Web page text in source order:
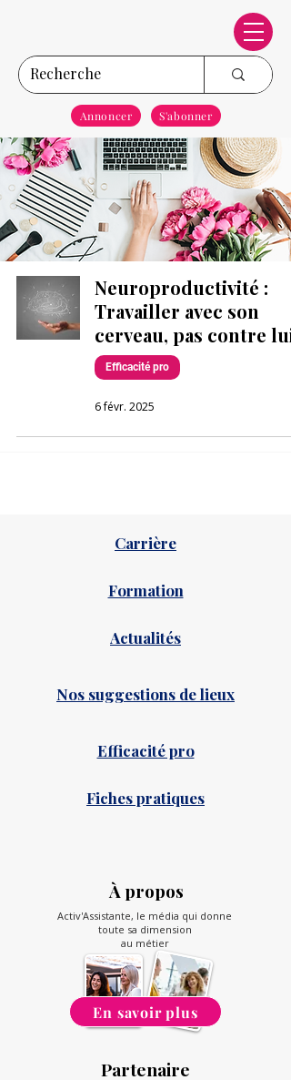
S'abonner
Annoncer
Neuroproductivité :
Travailler avec son
cerveau, pas contre lui
Efficacité pro
6 févr. 2025
Carrière
Formation
Actualités
Nos suggestions de lieux
Efficacité pro
Fiches pratiques
Activ'Assistante, le média qui donne
toute sa dimension
au métier
En savoir plus
À propos
Partenaire